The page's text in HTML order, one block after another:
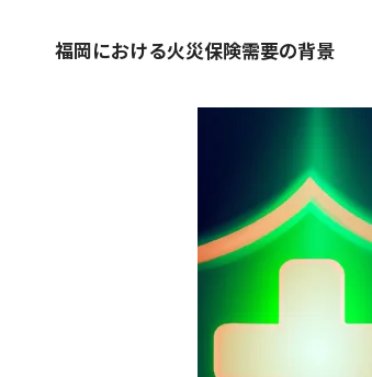
福岡における火災保険需要の背景